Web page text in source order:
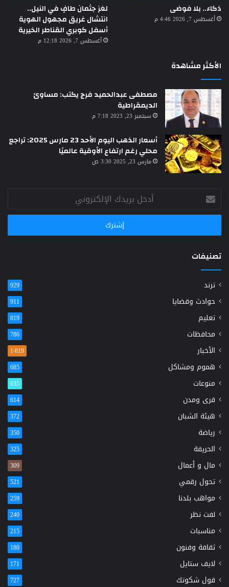
ذكاء.. بلا فوضى
أغسطس 7, 2026 4:46 م
لغز جثمان طافٍ في النيل..
انتشال غريق مجهول الهوية
أسفل كوبري القناطر الخيرية
أغسطس 7, 2026 12:18 م
الأكثر مشاهدة
مصطفى عبدالحميد فرج يكتب: مساوئ
الديمقراطية
سبتمبر 23, 2023 7:18 م
أسعار الذهب اليوم الأحد 23 مارس 2025: تراجع
محلي رغم ارتفاع الأوقية عالميًا
مارس 23, 2025 3:30 ص
أدخل
بريدك
الإلكتروني
تصنيفات
ترند 929
حوادث وقضايا 911
تعليم 819
محافظات 786
الأخبار 1٬819
هموم ومشاكل 685
منوعات 635
قرى ومدن 614
هيئة الشبان 372
رياضة 350
الحريفة 325
مال و أعمال 309
تحول رقمي 521
مواهب بلدنا 259
لفت نظر 240
مناسبات 215
ثقافة وفنون 180
لايف ستايل 171
قول شكوتك 727